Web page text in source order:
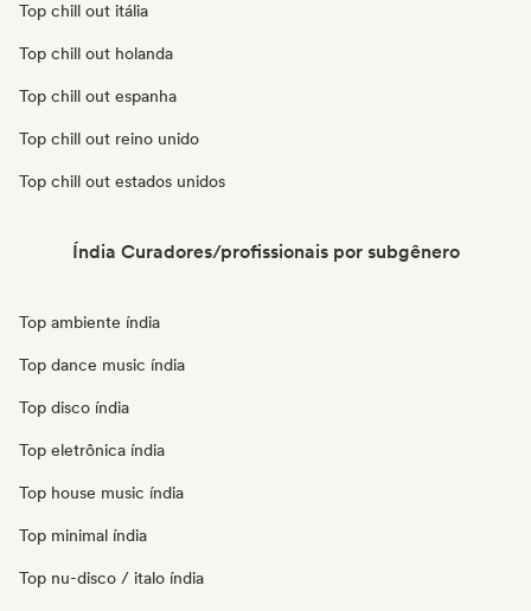
Top chill out itália
Top chill out holanda
Top chill out espanha
Top chill out reino unido
Top chill out estados unidos
Índia Curadores/profissionais por subgênero
Top ambiente índia
Top dance music índia
Top disco índia
Top eletrônica índia
Top house music índia
Top minimal índia
Top nu-disco / italo índia